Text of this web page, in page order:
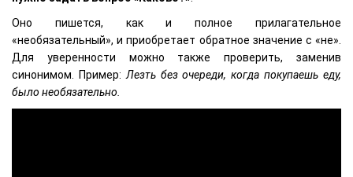
Оно пишется, как и полное прилагательное
«необязательный», и приобретает обратное значение с «не».
Для уверенности можно также проверить, заменив
синонимом. Пример: Лезть без очереди, когда покупаешь еду,
было необязательно.